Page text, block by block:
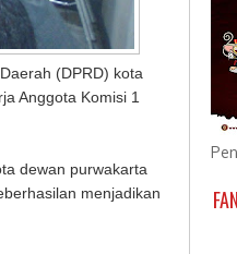
(DPRD) kota
Anggota Komisi 1
dewan purwakarta
menjadikan